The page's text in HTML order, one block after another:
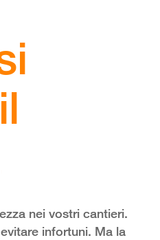
nei vostri cantieri.
infortuni. Ma la